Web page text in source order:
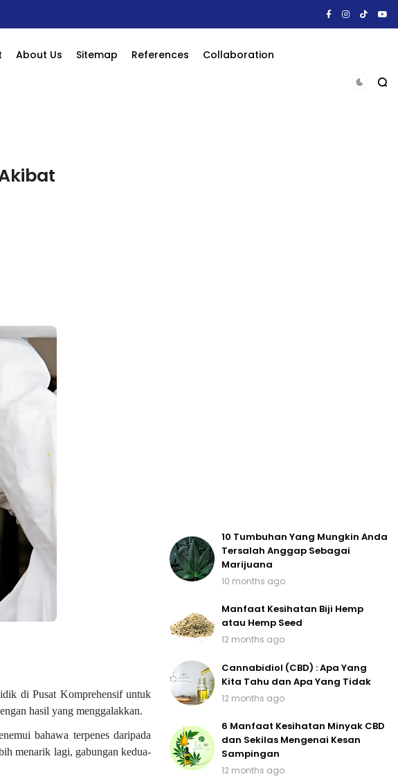
About Us Sitemap References Collaboration
di Pusat Komprehensif untuk
hasil yang menggalakkan.
bahawa terpenes daripada
menarik lagi, gabungan kedua-
10 Tumbuhan Yang Mungkin Anda
Tersalah Anggap Sebagai
Marijuana
10 months ago
Manfaat Kesihatan Biji Hemp
atau Hemp Seed
12 months ago
Cannabidiol (CBD) : Apa Yang
Kita Tahu dan Apa Yang Tidak
12 months ago
6 Manfaat Kesihatan Minyak CBD
dan Sekilas Mengenai Kesan
Sampingan
12 months ago